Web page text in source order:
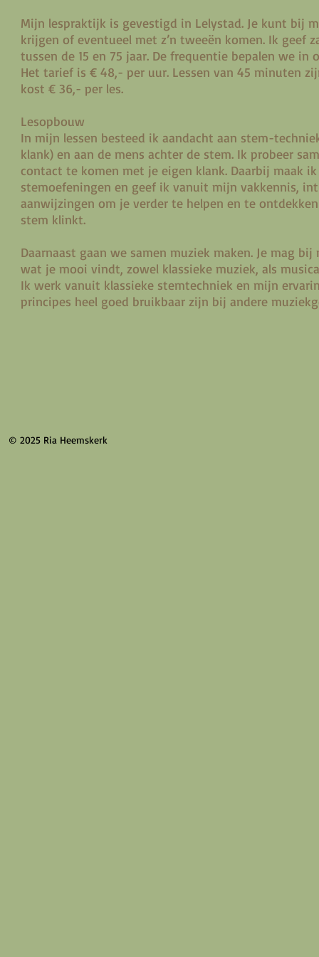
Mijn lespraktijk is gevestigd in Lelystad. Je kunt bij
krijgen of eventueel met z’n tweeën komen. Ik geef
tussen de 15 en 75 jaar. De frequentie bepalen we in
Het tarief is € 48,- per uur. Lessen van 45 minuten
kost € 36,- per les.
Lesopbouw
In mijn lessen besteed ik aandacht aan stem-
klank) en aan de mens achter de stem. Ik probeer
contact te komen met je eigen klank. Daarbij maak
stemoefeningen en geef ik vanuit mijn vakkennis,
aanwijzingen om je verder te helpen en te
stem klinkt.
Daarnaast gaan we samen muziek maken. Je mag
wat je mooi vindt, zowel klassieke muziek, als
Ik werk vanuit klassieke stemtechniek en mijn
principes heel goed bruikbaar zijn bij andere
© 2025 Ria Heemskerk